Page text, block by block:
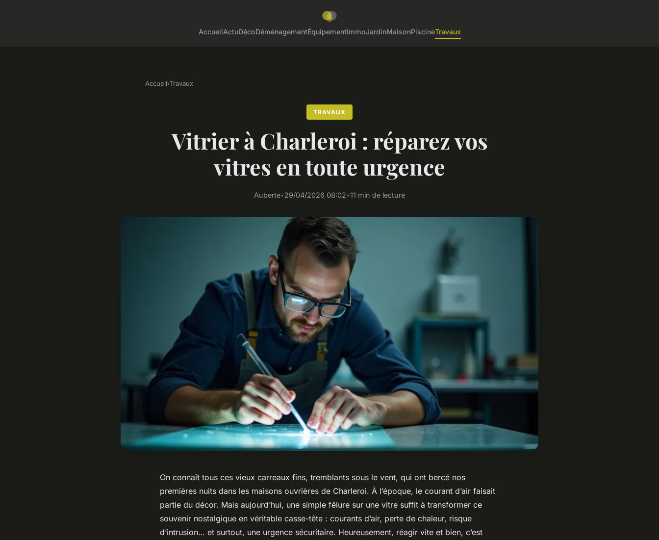
AccueilActuDécoDéménagementÉquipementImmoJardinMaisonPiscineTravaux
Accueil›Travaux
TRAVAUX
Vitrier à Charleroi : réparez vos
vitres en toute urgence
Auberte•29/04/2026 08:02•11 min de lecture
On connaît tous ces vieux carreaux fins, tremblants sous le vent, qui ont bercé nos
premières nuits dans les maisons ouvrières de Charleroi. À l’époque, le courant d’air faisait
partie du décor. Mais aujourd’hui, une simple fêlure sur une vitre suffit à transformer ce
souvenir nostalgique en véritable casse-tête : courants d’air, perte de chaleur, risque
d’intrusion… et surtout, une urgence sécuritaire. Heureusement, réagir vite et bien, c’est